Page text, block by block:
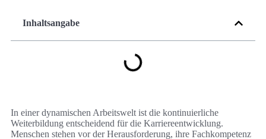
Inhaltsangabe
In einer dynamischen Arbeitswelt ist die kontinuierliche
Weiterbildung entscheidend für die Karriereentwicklung.
Menschen stehen vor der Herausforderung, ihre Fachkompetenz